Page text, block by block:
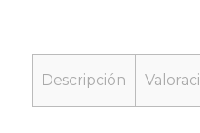
Descripción